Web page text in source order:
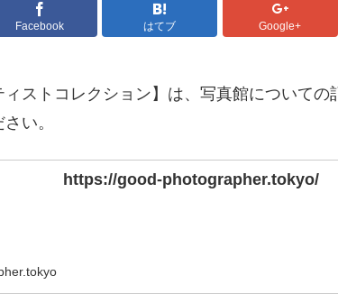
Facebook はてブ Google+
ィストコレクション】は、写真館についての
い。
https://good-photographer.tokyo/